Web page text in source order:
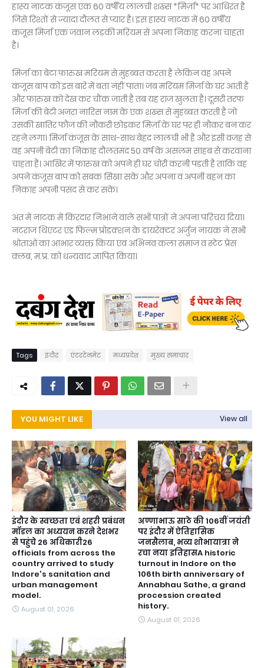
हास्य नाटक कंजूस एक 60 वर्षीय लालची शख्स *मिर्ज़ा* पर आधिरत है
जिसे रिश्तों से ज्यादा दौलत से प्यार है। इस हास्य नाटक में 60 वर्षीय
कंजूस मिर्ज़ा एक जवान लड़की मरियम से अपना निकाह करना चाहता
है।
मिर्जा का बेटा फारुख मरियम से मुहब्बत करता है लेकिन वह अपने
कंजूस बाप को इस बारे में बता नहीं पाता। जब मरियम मिर्जा के घर आती है
और फारुख को देख कर चौंक जाती है तब यह राज खुलता है। दूसरी तरफ
मिर्जा की बेटी अज़रा नारिस नाम के एक शख्स से मुहब्बत करती है जो
उसकी खातिर फौज की नौकरी छोड़कर मिर्ज़ा के घर पर ही नौकर बन कर
रहने लगा। मिर्जा कंजूस के साथ-साथ बेहद लालची भी है और इसी वजह से
वह अपनी बेटी का निकाह दौलतमंद 50 वर्ष के असलम साहब से करवाना
चाहता है। आखिर में फारुख को अपने ही घर चोरी करनी पड़ती है ताकि वह
अपने कंजूस बाप को सबक सिखा सके और अपना व अपनी बहन का
निकाह अपनी पसंद से कर सके।
अंत में नाटक में किरदार निभाने वाले सभी पात्रों ने अपना परिचय दिया।
नटराज थिएटर एंड फिल्म प्रोडक्शन के डायरेक्टर अर्जुन नायक ने सभी
श्रोताओं का आभार व्यक्त किया एवं अभिनव कला समाज व स्टेट प्रेस
क्लब, म.प्र. को धन्यवाद ज्ञापित किया।
Tags इंदौर एंटरटेनमेट मध्यप्रदेश मुख्य समाचार
YOU MIGHT LIKE View all
इंदौर के स्वच्छता एवं शहरी प्रबंधन
मॉडल का अध्ययन करने देशभर
से पहुंचे 26 अधिकारी26
officials from across the
country arrived to study
Indore's sanitation and
urban management
model.
August 01, 2026
अण्णाभाऊ साठे की 106वीं जयंती
पर इंदौर में ऐतिहासिक
जनसैलाब, भव्य शोभायात्रा ने
रचा नया इतिहासA historic
turnout in Indore on the
106th birth anniversary of
Annabhau Sathe, a grand
procession created
history.
August 01, 2026